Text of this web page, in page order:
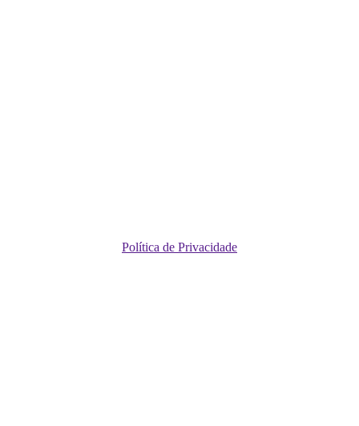
Política de Privacidade